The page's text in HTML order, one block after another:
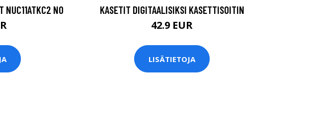
NUC11ATKC2 NO KASETIT DIGITAALISIKSI KASETTISOITIN
42.9 EUR
LISÄTIETOJA